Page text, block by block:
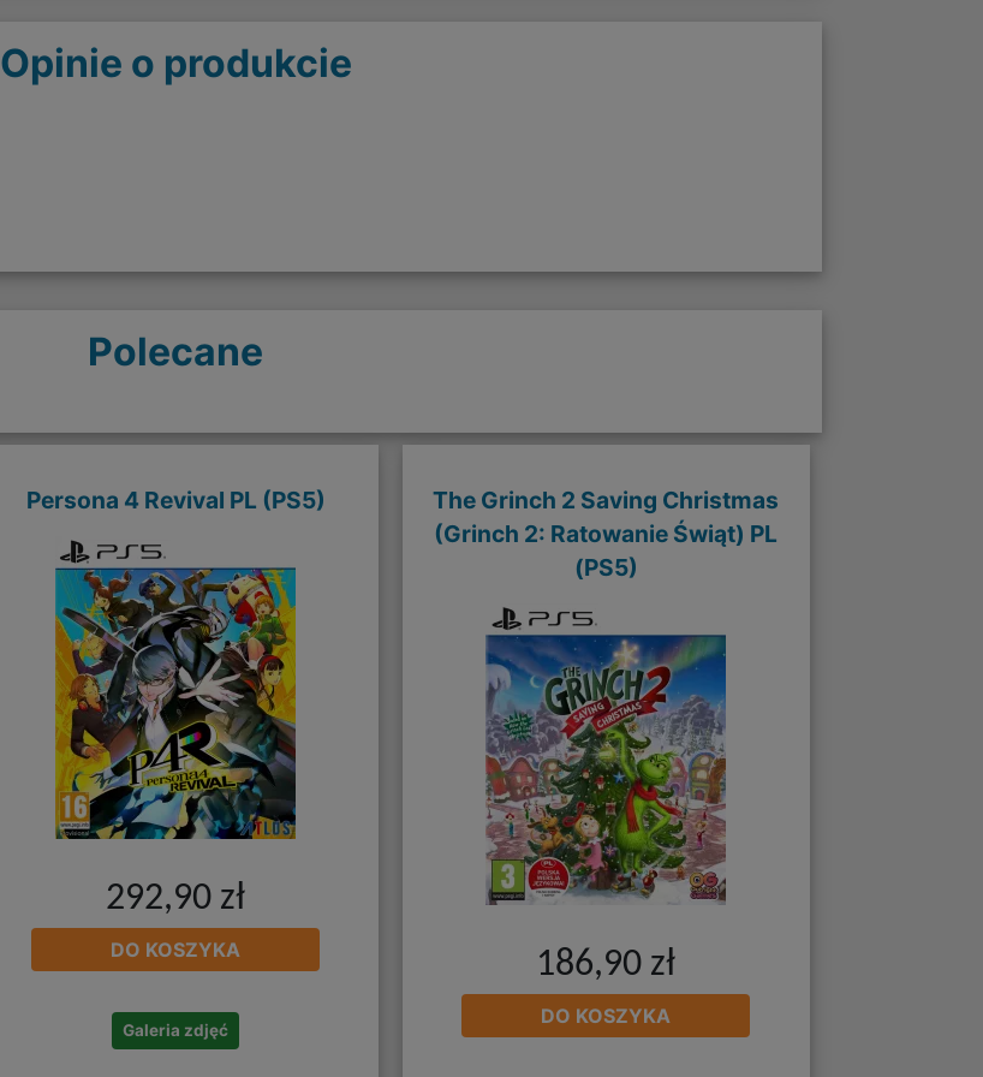
Opinie o produkcie
Polecane
Persona 4 Revival PL (PS5)
292,90 zł
DO KOSZYKA
Galeria zdjęć
The Grinch 2 Saving Christmas
(Grinch 2: Ratowanie Świąt) PL
(PS5)
186,90 zł
DO KOSZYKA